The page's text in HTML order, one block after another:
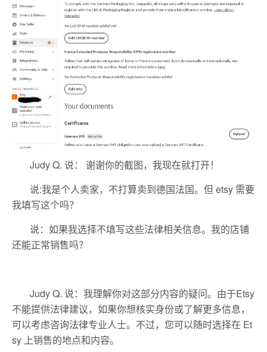
Judy Q. 说： 谢谢你的截图，我现在就打开！
说:我是个人卖家，不打算卖到德国法国。但 etsy 需要
我填写这个吗？
说：如果我选择不填写这些法律相关信息。我的店铺
还能正常销售吗？
Judy Q. 说：我理解你对这部分内容的疑问。由于Etsy
不能提供法律建议，如果你想核实身份或了解更多信息，
可以考虑咨询法律专业人士。不过，您可以随时选择在 Et
sy 上销售的地点和内容。